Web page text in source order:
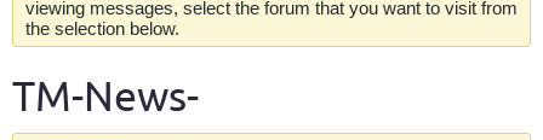
viewing messages, select the forum that you want to visit from
the selection below.
TM-News-